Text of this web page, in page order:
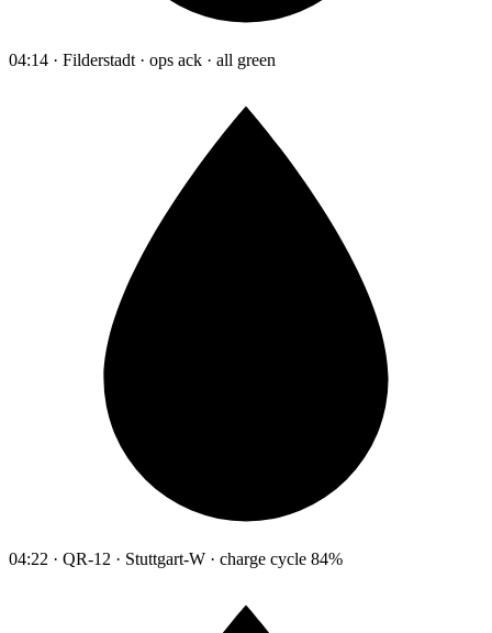
04:14 · Filderstadt · ops ack · all green
04:22 · QR-12 · Stuttgart-W · charge cycle 84%